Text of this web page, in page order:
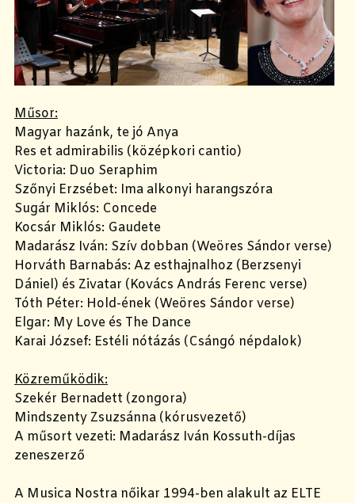
Műsor:
Magyar hazánk, te jó Anya
Res et admirabilis (középkori cantio)
Victoria: Duo Seraphim
Szőnyi Erzsébet: Ima alkonyi harangszóra
Sugár Miklós: Concede
Kocsár Miklós: Gaudete
Madarász Iván: Szív dobban (Weöres Sándor verse)
Horváth Barnabás: Az esthajnalhoz (Berzsenyi
Dániel) és Zivatar (Kovács András Ferenc verse)
Tóth Péter: Hold-ének (Weöres Sándor verse)
Elgar: My Love és The Dance
Karai József: Estéli nótázás (Csángó népdalok)
Közreműködik:
Szekér Bernadett (zongora)
Mindszenty Zsuzsánna (kórusvezető)
A műsort vezeti: Madarász Iván Kossuth-díjas
zeneszerző
A Musica Nostra nőikar 1994-ben alakult az ELTE